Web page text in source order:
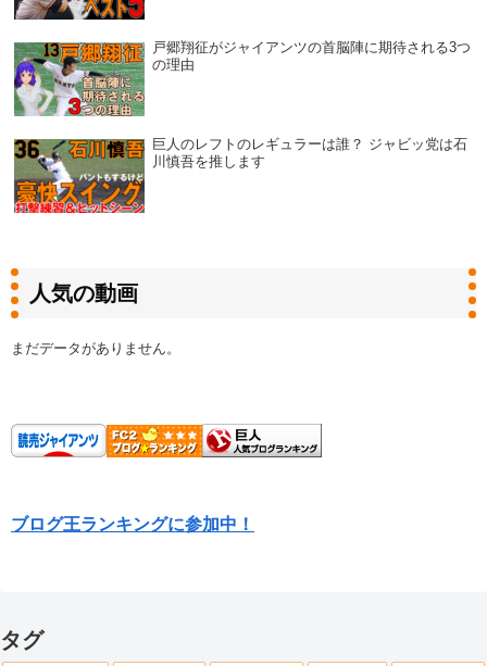
戸郷翔征がジャイアンツの首脳陣に期待される3つ
の理由
巨人のレフトのレギュラーは誰？ ジャビッ党は石
川慎吾を推します
人気の動画
まだデータがありません。
ブログ王ランキングに参加中！
タグ